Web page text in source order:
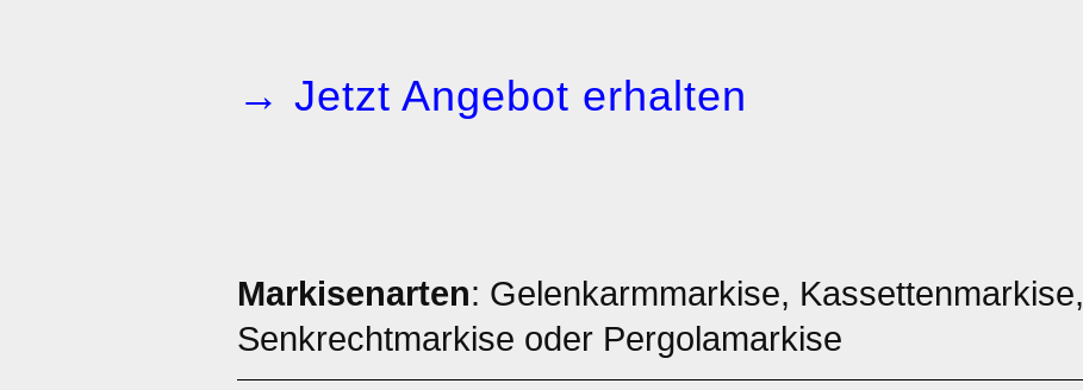
→ Jetzt Angebot erhalten
Markisenarten: Gelenkarmmarkise, Kassettenmarkise,
Senkrechtmarkise oder Pergolamarkise